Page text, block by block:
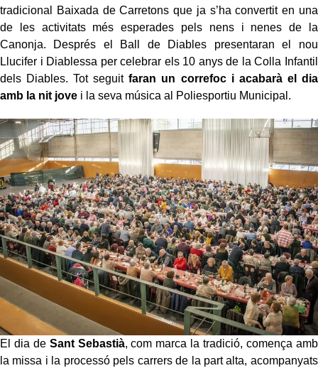
tradicional Baixada de Carretons que ja s’ha convertit en una
de les activitats més esperades pels nens i nenes de la
Canonja. Després el Ball de Diables presentaran el nou
Llucifer i Diablessa per celebrar els 10 anys de la Colla Infantil
dels Diables. Tot seguitfaran un correfoc i acabarà el dia
amb la nit jove i la seva música al Poliesportiu Municipal.
El dia de Sant Sebastià, com marca la tradició, comença amb
la missa i la processó pels carrers de la part alta, acompanyats